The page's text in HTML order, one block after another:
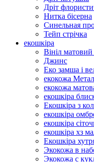
Дріт
Нитка бісерна
Синельная
Тейп стрічка
екошкіра
Вініл матовий
Джинс
Еко замша і
екокожа
екокожа
екошкіра
Екошкіра з
екошкіра
екошкіра
екошкіра хз
Екошкіра
Экокожа в
Экокожа с